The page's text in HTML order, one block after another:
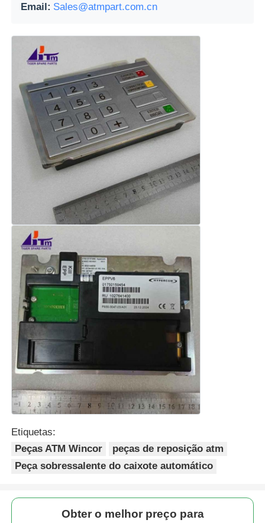
Email: Sales@atmpart.com.cn
Etiquetas:
Peças ATM Wincor
peças de reposição atm
Peça sobressalente do caixote automático
Obter o melhor preço para